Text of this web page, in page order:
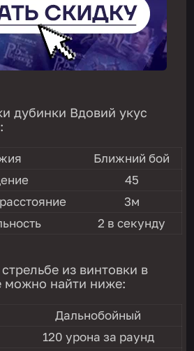
дубинки Вдовий укус
Ближний бой
45
3м
2 в секунду
из винтовки в
можно найти ниже:
Дальнобойный
120 урона за раунд